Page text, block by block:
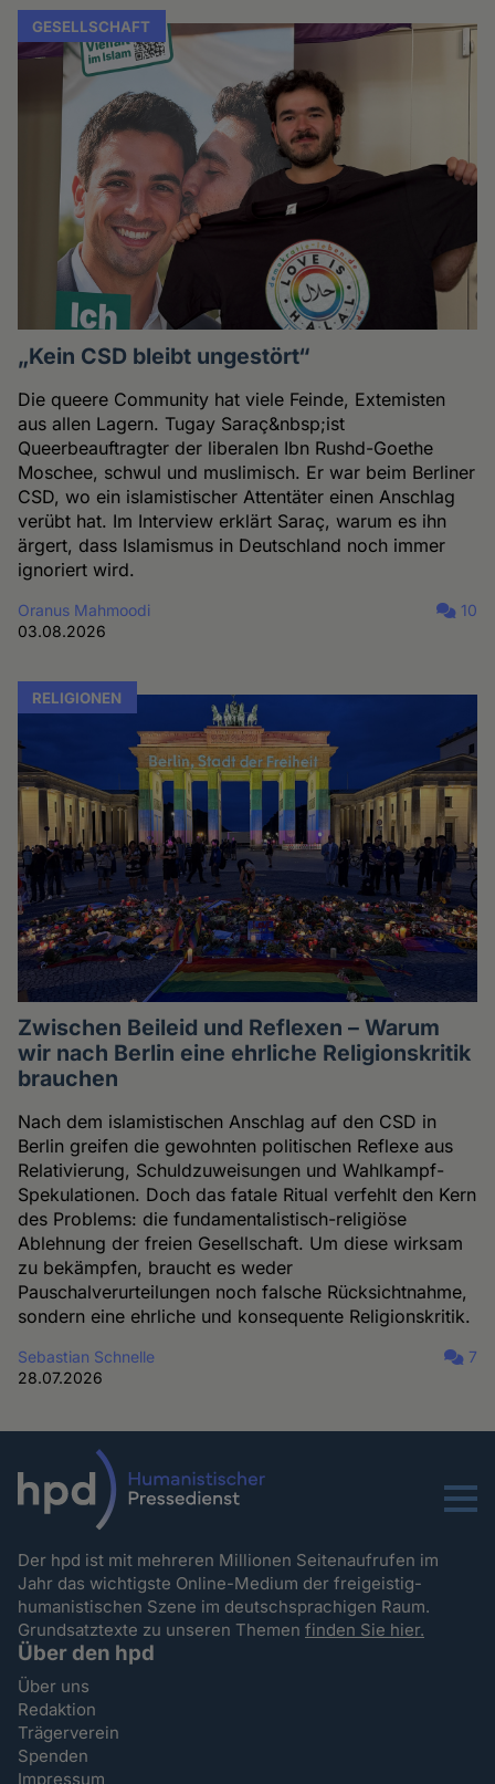
GESELLSCHAFT
„Kein CSD bleibt ungestört“
Die queere Community hat viele Feinde, Extemisten
aus allen Lagern. Tugay Saraç&nbsp;ist
Queerbeauftragter der liberalen Ibn Rushd-Goethe
Moschee, schwul und muslimisch. Er war beim Berliner
CSD, wo ein islamistischer Attentäter einen Anschlag
verübt hat. Im Interview erklärt Saraç, warum es ihn
ärgert, dass Islamismus in Deutschland noch immer
ignoriert wird.
Oranus Mahmoodi
03.08.2026
10
RELIGIONEN
Zwischen Beileid und Reflexen – Warum
wir nach Berlin eine ehrliche Religionskritik
brauchen
Nach dem islamistischen Anschlag auf den CSD in
Berlin greifen die gewohnten politischen Reflexe aus
Relativierung, Schuldzuweisungen und Wahlkampf-
Spekulationen. Doch das fatale Ritual verfehlt den Kern
des Problems: die fundamentalistisch-religiöse
Ablehnung der freien Gesellschaft. Um diese wirksam
zu bekämpfen, braucht es weder
Pauschalverurteilungen noch falsche Rücksichtnahme,
sondern eine ehrliche und konsequente Religionskritik.
Sebastian Schnelle
28.07.2026
7
Menu
Der hpd ist mit mehreren Millionen Seitenaufrufen im
Jahr das wichtigste Online-Medium der freigeistig-
humanistischen Szene im deutschsprachigen Raum.
Grundsatztexte zu unseren Themenfinden Sie hier.
Über den hpd
Über uns
Redaktion
Trägerverein
Spenden
Impressum